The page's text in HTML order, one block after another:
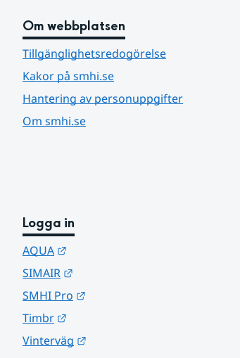
Om webbplatsen
Tillgänglighetsredogörelse
Kakor på smhi.se
Hantering av personuppgifter
Om smhi.se
Logga in
AQUA
SIMAIR
SMHI Pro
Timbr
Vinterväg